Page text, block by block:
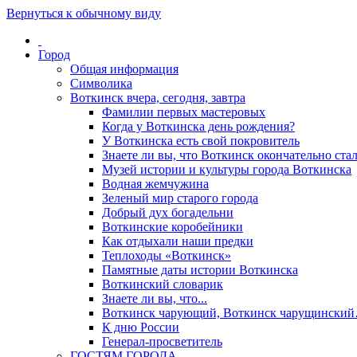
Вернуться к обычному виду
Город
Общая информация
Символика
Воткинск вчера, сегодня, завтра
Фамилии первых мастеровых
Когда у Воткинска день рождения?
У Воткинска есть свой покровитель
Знаете ли вы, что Воткинск окончательно
Музей истории и культуры города Воткинска
Водная жемчужина
Зеленый мир старого города
Добрый дух богадельни
Воткинские коробейники
Как отдыхали наши предки
Теплоходы «Воткинск»
Памятные даты истории Воткинска
Воткинский словарик
Знаете ли вы, что...
Воткинск чарующий, Воткинск
К дню России
Генерал-просветитель